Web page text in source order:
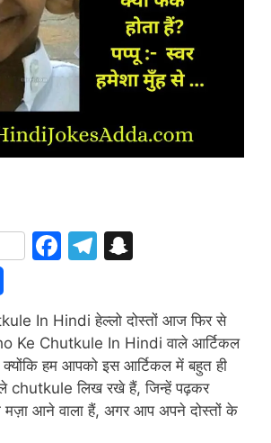
F
e
b
o
o
T
e
gr
a
m
a
p
c
h
at
In Hindi हेल्लो दोस्तों आज फिर से
Ke Chutkule In Hindi वाले आर्टिकल
हम आपको इस आर्टिकल में बहुत ही
chutkule लिख रखे हैं, जिन्हें पढ़कर
मज़ा आने वाला हैं, अगर आप अपने दोस्तों के